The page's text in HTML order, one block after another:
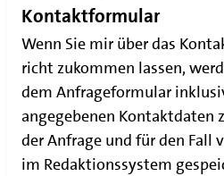
Kontaktformular
Wenn Sie mir über das
richt zukom­men las­sen,
dem Anfra­ge­for­mu­lar
ange­ge­be­nen Kon­takt­da­ten
der Anfra­ge und für den Fall
im Redak­ti­ons­sys­tem